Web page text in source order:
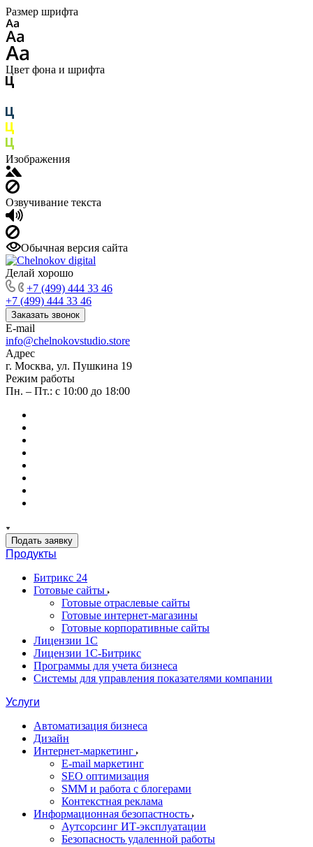
Размер шрифта
Цвет фона и шрифта
Изображения
Озвучивание текста
Обычная версия сайта
Делай хорошо
+7 (499) 444 33 46
+7 (499) 444 33 46
Заказать звонок
E-mail
info@chelnokovstudio.store
Адрес
г. Москва, ул. Пушкина 19
Режим работы
Пн. – Пт.: с 10:00 до 18:00
Подать заявку
Продукты
Битрикс 24
Готовые сайты
Готовые отраслевые сайты
Готовые интернет-магазины
Готовые корпоративные сайты
Лицензии 1С
Лицензии 1С-Битрикс
Программы для учета бизнеса
Системы для управления показателями компании
Услуги
Автоматизация бизнеса
Дизайн
Интернет-маркетинг
E-mail маркетинг
SEO оптимизация
SMM и работа с блогерами
Контекстная реклама
Информационная безопастность
Аутсорсинг ИТ-эксплуатации
Безопасность удаленной работы